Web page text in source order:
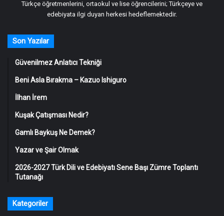
Türkçe öğretmenlerini, ortaokul ve lise öğrencilerini; Türkçeye ve
edebiyata ilgi duyan herkesi hedeflemektedir.
Son Yazılar
Güvenilmez Anlatıcı Tekniği
Beni Asla Bırakma – Kazuo Ishiguro
İlhan İrem
Kuşak Çatışması Nedir?
Gamlı Baykuş Ne Demek?
Yazar ve Şair Olmak
2026-2027 Türk Dili ve Edebiyatı Sene Başı Zümre Toplantı
Tutanağı
Kategoriler